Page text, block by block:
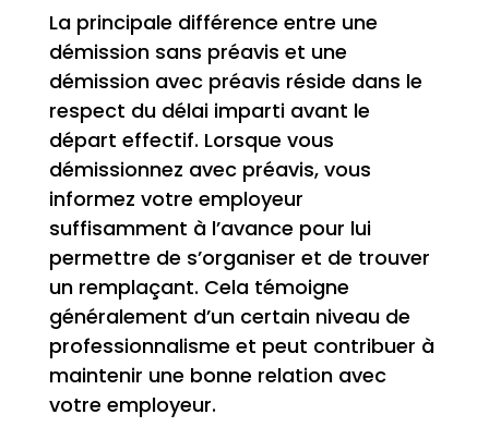
La principale différence entre une
démission sans préavis et une
démission avec préavis réside dans le
respect du délai imparti avant le
départ effectif. Lorsque vous
démissionnez avec préavis, vous
informez votre employeur
suffisamment à l’avance pour lui
permettre de s’organiser et de trouver
un remplaçant. Cela témoigne
généralement d’un certain niveau de
professionnalisme et peut contribuer à
maintenir une bonne relation avec
votre employeur.